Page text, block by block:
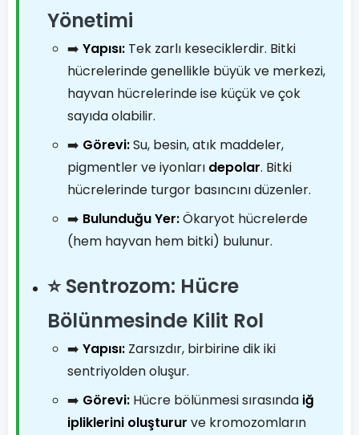
Yönetimi
➡️ Yapısı: Tek zarlı keseciklerdir. Bitki
hücrelerinde genellikle büyük ve merkezi,
hayvan hücrelerinde ise küçük ve çok
sayıda olabilir.
➡️ Görevi:Su, besin, atık maddeler,
pigmentler ve iyonları depolar. Bitki
hücrelerinde turgor basıncını düzenler.
➡️ Bulunduğu Yer:Ökaryot hücrelerde
(hem hayvan hem bitki) bulunur.
⭐ Sentrozom: Hücre
Bölünmesinde Kilit Rol
➡️ Yapısı: Zarsızdır, birbirine dik iki
sentriyolden oluşur.
➡️ Görevi: Hücre bölünmesi sırasında iğ
ipliklerini oluşturur ve kromozomların